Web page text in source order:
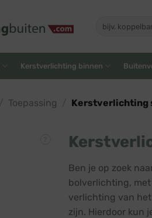
naar:
Kerstverlichting binnen
Toepassing Kerstverlichting
Ben je op zoek
bolverlichting,
verlichting van
zijn. Hierdoor kun